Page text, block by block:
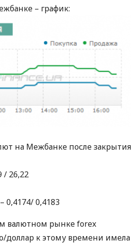
– график:
на Межбанке после закрытия
/ 26,22
0,4174/ 0,4183
валютном рынке forex
доллар к этому времени имела